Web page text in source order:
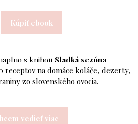
Kúpiť ebook
s knihou Sladká sezóna.
receptov na domáce koláče, dezerty,
zo slovenského ovocia.
vedieť viac